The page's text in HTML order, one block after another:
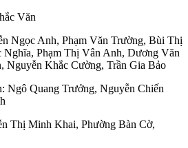
Văn
Ngọc Anh, Phạm Văn Trường, Bùi Thị
Nghĩa, Phạm Thị Vân Anh, Dương Văn
, Nguyễn Khắc Cường, Trần Gia Bảo
Ngô Quang Trưởng, Nguyễn Chiến
Thị Minh Khai, Phường Bàn Cờ,